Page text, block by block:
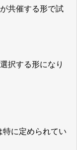
共催する形で試
択する形になり
特に定められてい